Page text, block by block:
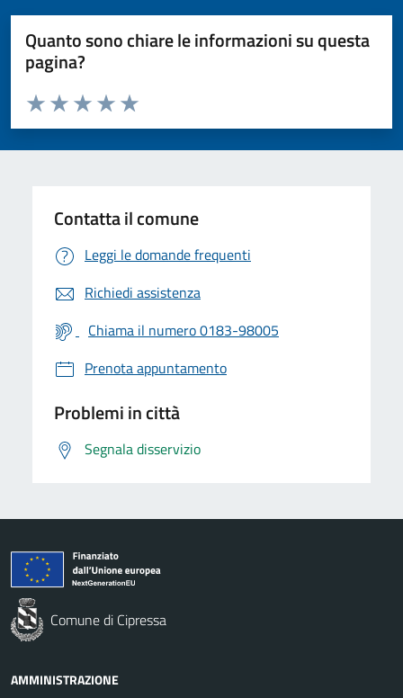
Quanto sono chiare le informazioni su questa
pagina?
Valuta da 1 a 5 stelle la pagina
Valuta 5 stelle su 5
Valuta 4 stelle su 5
Valuta 3 stelle su 5
Valuta 2 stelle su 5
Valuta 1 stelle su 5
Contatta il comune
Leggi le domande frequenti
Richiedi assistenza
Chiama il numero 0183-98005
Prenota appuntamento
Problemi in città
Segnala disservizio
Comune di Cipressa
AMMINISTRAZIONE